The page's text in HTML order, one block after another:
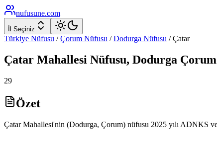
nufusune.com
İl Seçiniz
Türkiye Nüfusu / Çorum Nüfusu / Dodurga Nüfusu /Çatar
Çatar Mahallesi Nüfusu, Dodurga Çorum
29
Özet
Çatar Mahallesi'nin (Dodurga, Çorum) nüfusu 2025 yılı ADNKS